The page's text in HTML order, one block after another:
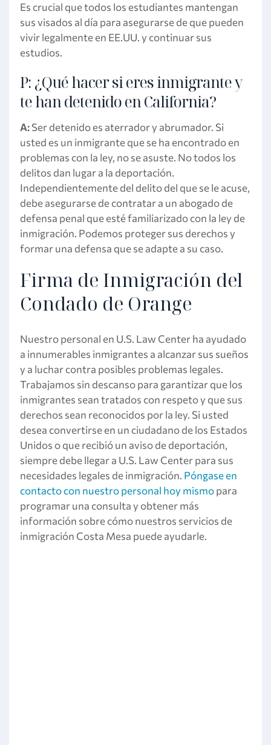
Es crucial que todos los estudiantes mantengan
sus visados al día para asegurarse de que pueden
vivir legalmente en EE.UU. y continuar sus
estudios.
P: ¿Qué hacer si eres inmigrante y
te han detenido en California?
A:Ser detenido es aterrador y abrumador. Si
usted es un inmigrante que se ha encontrado en
problemas con la ley, no se asuste. No todos los
delitos dan lugar a la deportación.
Independientemente del delito del que se le acuse,
debe asegurarse de contratar a un abogado de
defensa penal que esté familiarizado con la ley de
inmigración. Podemos proteger sus derechos y
formar una defensa que se adapte a su caso.
Firma de Inmigración del
Condado de Orange
Nuestro personal en U.S. Law Center ha ayudado
a innumerables inmigrantes a alcanzar sus sueños
y a luchar contra posibles problemas legales.
Trabajamos sin descanso para garantizar que los
inmigrantes sean tratados con respeto y que sus
derechos sean reconocidos por la ley. Si usted
desea convertirse en un ciudadano de los Estados
Unidos o que recibió un aviso de deportación,
siempre debe llegar a U.S. Law Center para sus
necesidades legales de inmigración. Póngase en
contacto con nuestro personal hoy mismopara
programar una consulta y obtener más
información sobre cómo nuestros servicios de
inmigración Costa Mesa puede ayudarle.